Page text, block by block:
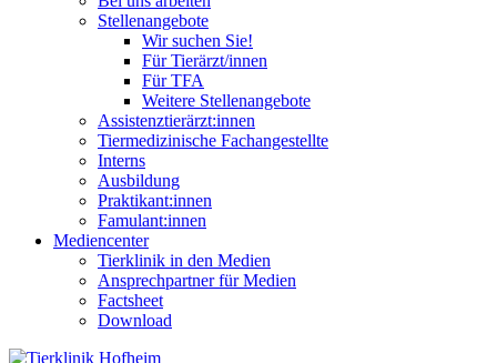
Stellenangebote
Wir suchen Sie!
Für Tierärzt/innen
Für TFA
Weitere Stellenangebote
Assistenztierärzt:innen
Tiermedizinische Fachangestellte
Interns
Ausbildung
Praktikant:innen
Famulant:innen
Mediencenter
Tierklinik in den Medien
Ansprechpartner für Medien
Factsheet
Download